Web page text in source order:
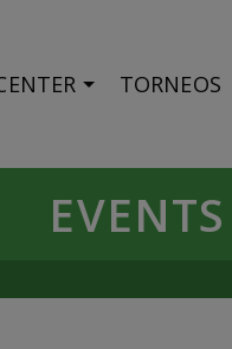
TORNEOS
EVENTS